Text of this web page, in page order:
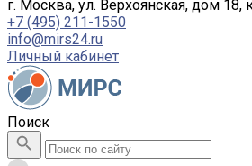
г. Москва, ул. Верхоянская, дом 18,
+7 (495) 211-1550
info@mirs24.ru
Личный кабинет
Поиск